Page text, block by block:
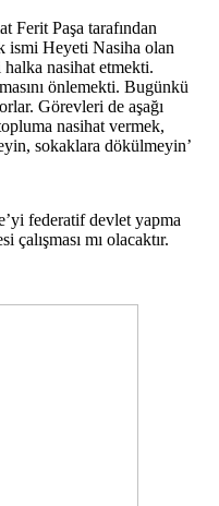
Ferit Paşa tarafından
ismi Heyeti Nasiha olan
nasihat etmekti.
önlemekti. Bugünkü
Görevleri de aşağı
nasihat vermek,
sokaklara dökülmeyin’
federatif devlet yapma
çalışması mı olacaktır.